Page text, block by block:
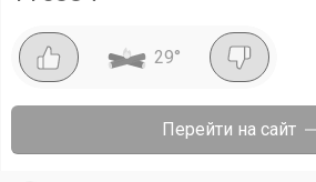
29°
Перейти на сайт